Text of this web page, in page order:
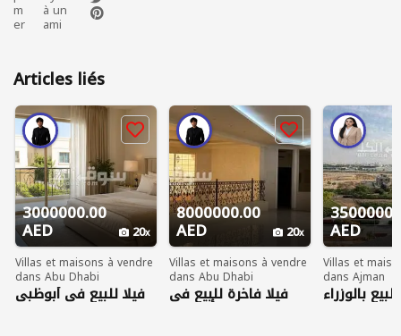
m
er
à un
ami
Articles liés
3000000.00
AED 20
Villas et maisons à vendre
dans Abu Dhabi
فيلا للبيع في أبوظبي
العاصمة بمساحات
8000000.00
AED 20
Villas et maisons à vendre
dans Abu Dhabi
فيلا فاخرة للبيع في
مدينة شخبوط بأبوظبي
AED
Villas et
dans Ajman
بالوزراء
عجمان.